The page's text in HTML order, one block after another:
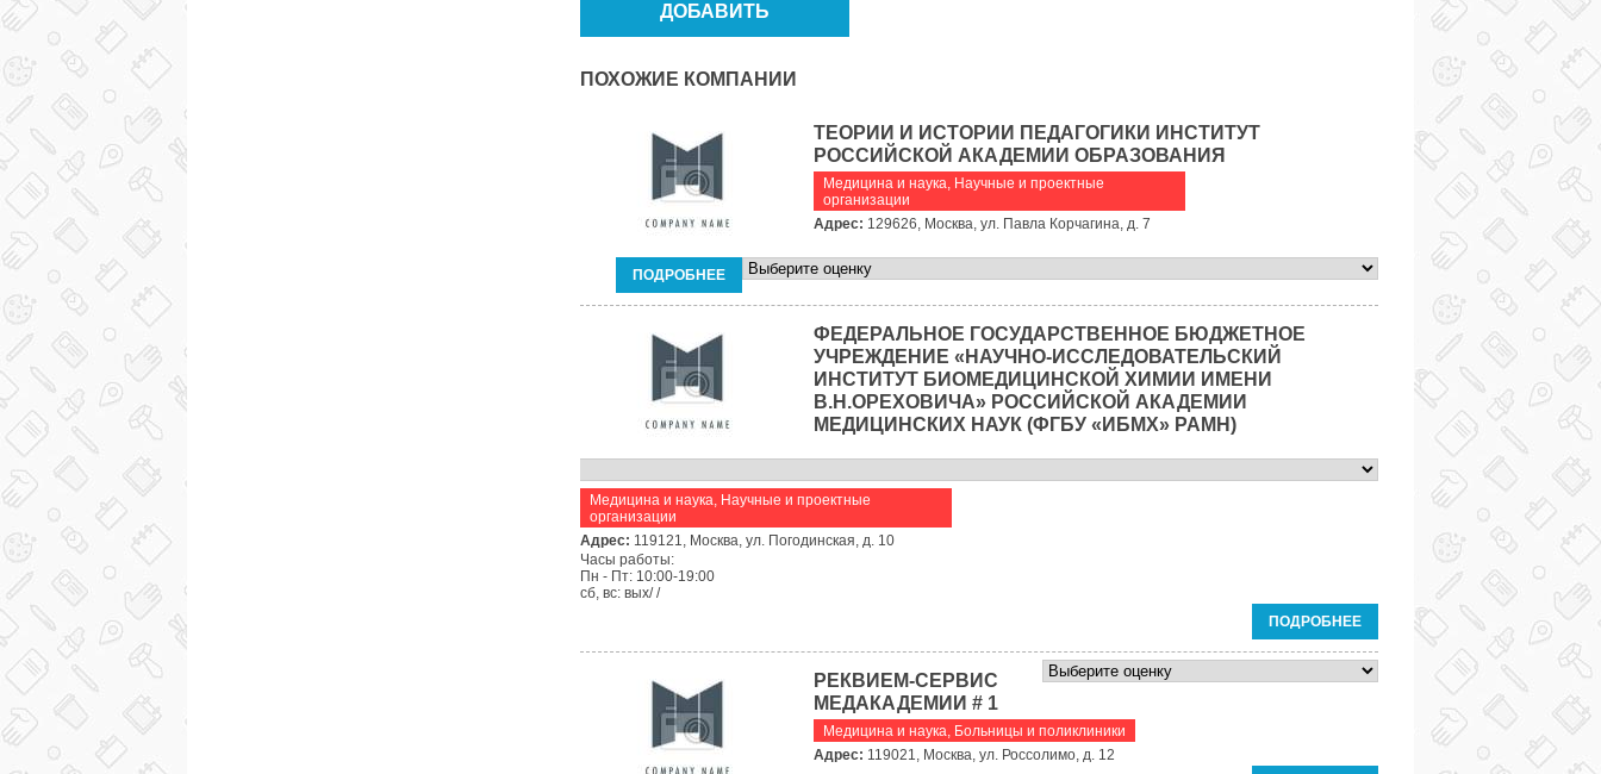
ПОХОЖИЕ КОМПАНИИ
ТЕОРИИ И ИСТОРИИ ПЕДАГОГИКИ ИНСТИТУТ
РОССИЙСКОЙ АКАДЕМИИ ОБРАЗОВАНИЯ
Медицина и наука, Научные и проектные
организации
Адрес: 129626, Москва, ул. Павла Корчагина, д. 7
ПОДРОБНЕЕ
ФЕДЕРАЛЬНОЕ ГОСУДАРСТВЕННОЕ БЮДЖЕТНОЕ
УЧРЕЖДЕНИЕ «НАУЧНО-ИССЛЕДОВАТЕЛЬСКИЙ
ИНСТИТУТ БИОМЕДИЦИНСКОЙ ХИМИИ ИМЕНИ
В.Н.ОРЕХОВИЧА» РОССИЙСКОЙ АКАДЕМИИ
МЕДИЦИНСКИХ НАУК (ФГБУ «ИБМХ» РАМН)
Медицина и наука, Научные и проектные
организации
Адрес: 119121, Москва, ул. Погодинская, д. 10
Часы работы:
Пн - Пт: 10:00-19:00
сб, вс: вых/ /
ПОДРОБНЕЕ
РЕКВИЕМ-СЕРВИС
МЕДАКАДЕМИИ # 1
Медицина и наука, Больницы и поликлиники
Адрес: 119021, Москва, ул. Россолимо, д. 12